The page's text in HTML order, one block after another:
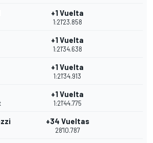
+1 Vuelta
1:21'23.858
+1 Vuelta
1:21'34.638
+1 Vuelta
1:21'34.913
+1 Vuelta
1:21'44.775
+34 Vueltas
28'10.787